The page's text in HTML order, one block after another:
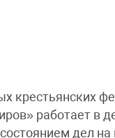
крестьянских
работает в
дел на